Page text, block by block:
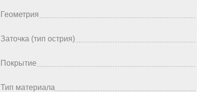
Геометрия
Заточка (тип острия)
Покрытие
Тип материала